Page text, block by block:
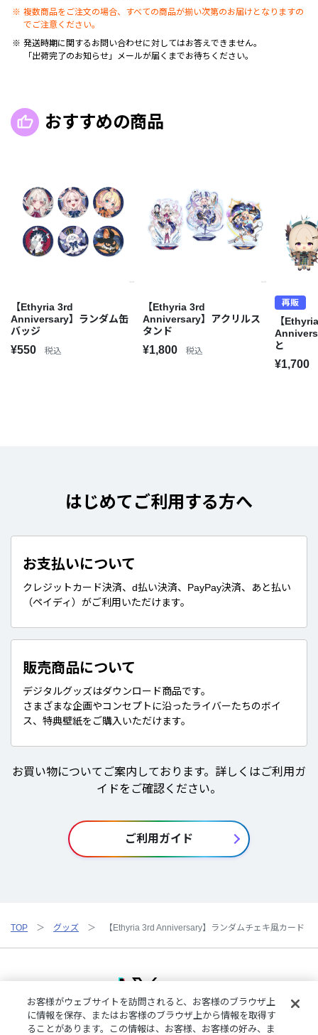
複数商品をご注文の場合、すべての商品が揃い次第のお届けとなりますの
でご注意ください。
発送時期に関するお問い合わせに対してはお答えできません。
「出荷完了のお知らせ」メールが届くまでお待ちください。
おすすめの商品
【Ethyria 3rd
Anniversary】ランダム缶
バッジ
¥550 税込
【Ethyria 3rd
Anniversary】アクリルス
タンド
¥1,800 税込
再販
【
と
¥1,700
はじめてご利用する方へ
お支払いについて
クレジットカード決済、d払い決済、PayPay決済、あと払い
（ペイディ）がご利用いただけます。
販売商品について
デジタルグッズはダウンロード商品です。
さまざまな企画やコンセプトに沿ったライバーたちのボイ
ス、特典壁紙をご購入いただけます。
お買い物についてご案内しております。詳しくはご利用ガ
イドをご確認ください。
ご利用ガイド
TOP グッズ 【Ethyria 3rd Anniversary】ランダムチェキ風カード
お客様がウェブサイトを訪問されると、お客様のブラウザ上
に情報を保存、またはお客様のブラウザ上から情報を取得す
ることがあります。この情報は、お客様、お客様の好み、ま